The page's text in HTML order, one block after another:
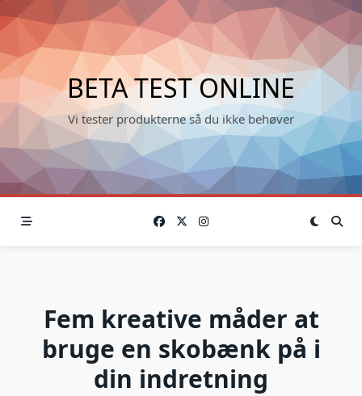
Skip
to
content
BETA TEST ONLINE
Vi tester produkterne så du ikke behøver
Fem kreative måder at
bruge en skobænk på i
din indretning